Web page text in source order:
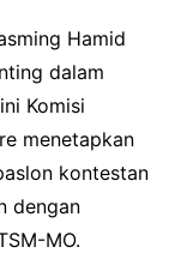
Hamid
dalam
Komisi
menetapkan
kontestan
dengan
MO.